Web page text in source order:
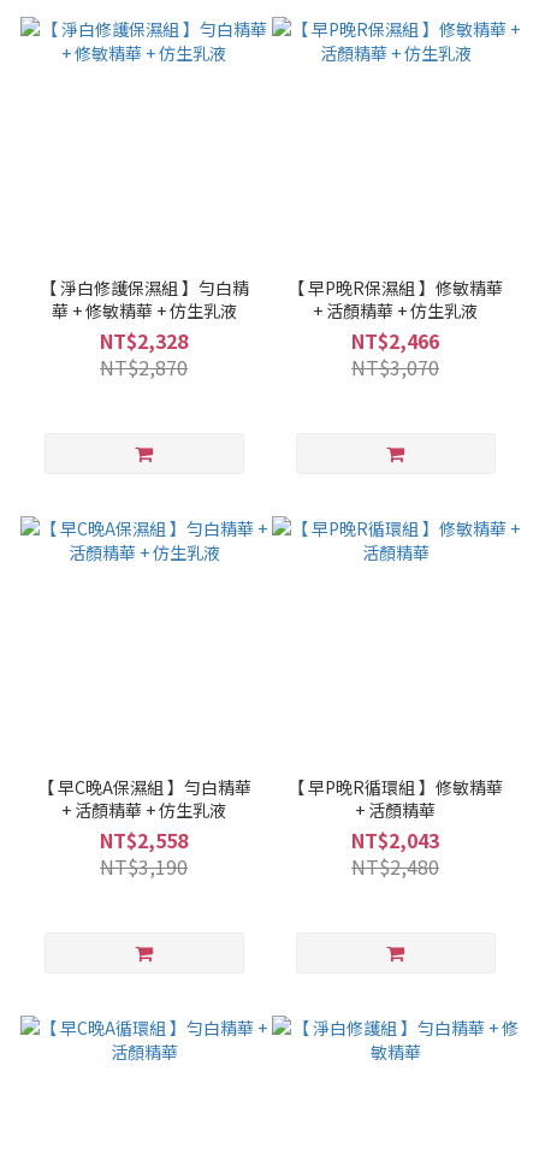
【 淨白修護保濕組 】勻白精
華 + 修敏精華 + 仿生乳液
NT$2,328
NT$2,870
【 早P晚R保濕組 】修敏精華
+ 活顏精華 + 仿生乳液
NT$2,466
NT$3,070
【 早C晚A保濕組 】勻白精華
+ 活顏精華 + 仿生乳液
NT$2,558
NT$3,190
【 早P晚R循環組 】修敏精華
+ 活顏精華
NT$2,043
NT$2,480